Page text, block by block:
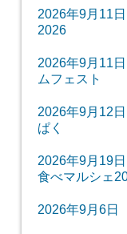
2026年9月11
2026
2026年9月11
ムフェスト
2026年9月12
ぱく
2026年9月19
食べマルシェ
2026年9月6日